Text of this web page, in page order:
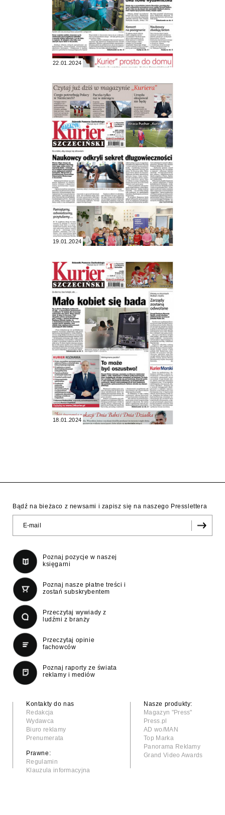
22.01.2024
19.01.2024
18.01.2024
Bądź na bieżaco z newsami i zapisz się na naszego Presslettera
Poznaj pozycje w naszej
księgarni
Poznaj nasze płatne treści i
zostań subskrybentem
Przeczytaj wywiady z
ludźmi z branży
Przeczytaj opinie
fachowców
Poznaj raporty ze świata
reklamy i mediów
Kontakty do nas
Redakcja
Wydawca
Biuro reklamy
Prenumerata
Prawne:
Regulamin
Klauzula informacyjna
Nasze produkty:
Magazyn "Press"
Press.pl
AD wo/MAN
Top Marka
Panorama Reklamy
Grand Video Awards